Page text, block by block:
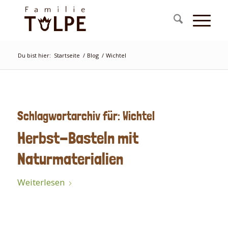
Du bist hier: Startseite / Blog / Wichtel
Schlagwortarchiv für: Wichtel
Herbst-Basteln mit
Naturmaterialien
Weiterlesen